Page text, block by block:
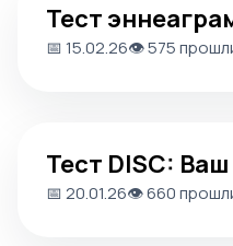
Тест
📅 15.02.26👁️ 575
Тест DISC:
📅 20.01.26👁️ 660